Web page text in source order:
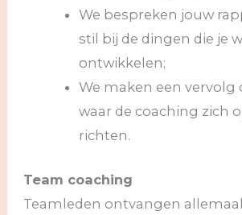
We bespreken jouw
stil bij de dingen die je
ontwikkelen;
We maken een
waar de coaching zich
richten.
Team coaching
Teamleden ontvangen